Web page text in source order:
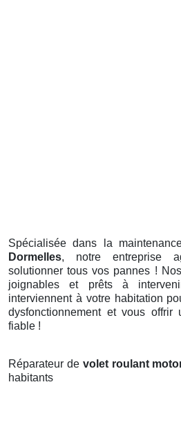
Spécialisée dans la
Dormelles, notre entreprise
solutionner tous vos pannes !
joignables et prêts à
interviennent à votre habitation
dysfonctionnement et vous offrir
fiable !
Réparateur de volet roulant
habitants